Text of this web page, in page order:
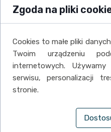
godziny otwarcia
NIP:739-
Napisz
Zgoda na pliki
Cookies to małe pliki
Twoim urządzeniu
internetowych.
serwisu, personalizacji
stronie.